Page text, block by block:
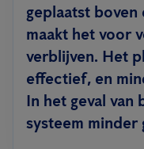
geplaatst
maakt het voor
verblijven. Het
effectief, en
In het geval van
systeem minder